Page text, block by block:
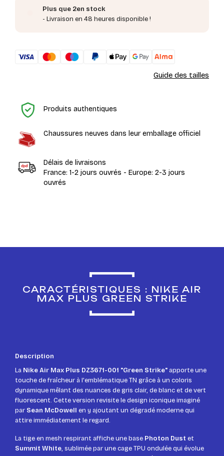
Plus que 2en stock
- Livraison en 48 heures disponible !
Guide des tailles
Produits authentiques
Chaussures neuves dans leur emballage officiel
Délais de livraisons
France: 1-2 jours ouvrés - Europe: 2-3 jours
ouvrés
CARACTÉRISTIQUES : NIKE AIR
MAX PLUS GREEN STRIKE
Description
La Nike Air Max Plus DZ3671-001 "Green Strike" apporte une
touche de fraîcheur à l'emblématique TN grâce à un coloris
dynamique mêlant des nuances de gris clair, de blanc et de vert
fluorescent. Cette version revisite le design iconique imaginé
par Sean McDowell en y ajoutant un dégradé moderne qui
attire immédiatement le regard.
La tige en mesh respirant affiche une base Photon Dust et
Summit White, sublimée par une cage TPU ondulée qui évolue